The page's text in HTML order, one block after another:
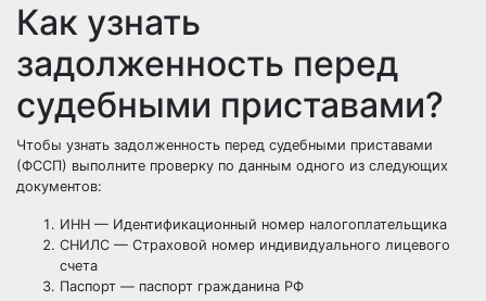
Как узнать
задолженность перед
судебными приставами?
Чтобы узнать задолженность перед судебными приставами
(ФССП) выполните проверку по данным одного из следующих
документов:
ИНН — Идентификационный номер налогоплательщика
СНИЛС — Страховой номер индивидуального лицевого
счета
Паспорт — паспорт гражданина РФ